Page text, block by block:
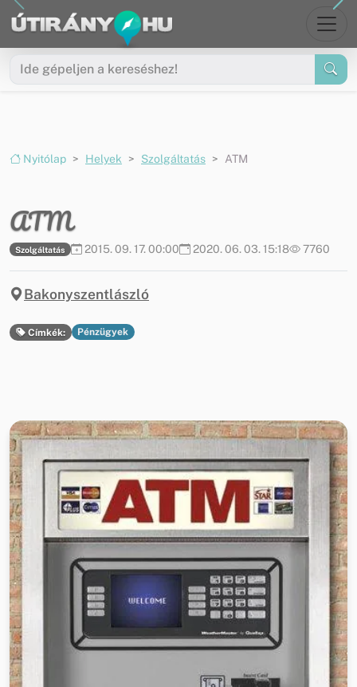
Ugrás a menüre
Ugrás a tartalomra
Nyitólap Helyek Szolgáltatás ATM
ATM
Szolgáltatás 2015. 09. 17. 00:00 2020. 06. 03. 15:18 7760
Bakonyszentlászló
Címkék: Pénzügyek